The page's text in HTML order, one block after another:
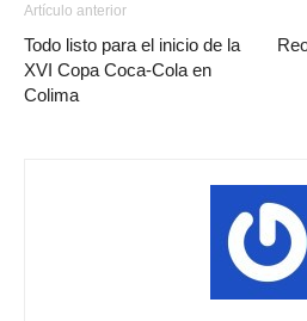
Artículo anterior
Todo listo para el inicio de la
XVI Copa Coca-Cola en
Colima